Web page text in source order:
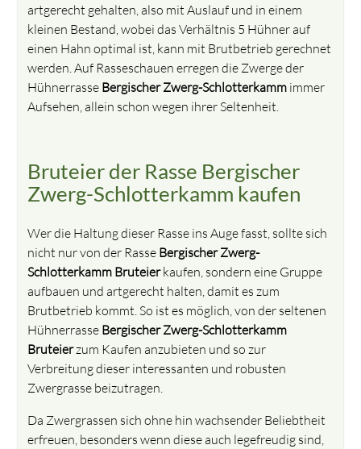
artgerecht gehalten, also mit Auslauf und in einem
kleinen Bestand, wobei das Verhältnis 5 Hühner auf
einen Hahn optimal ist, kann mit Brutbetrieb gerechnet
werden. Auf Rasseschauen erregen die Zwerge der
Hühnerrasse Bergischer Zwerg-Schlotterkamm immer
Aufsehen, allein schon wegen ihrer Seltenheit.
Bruteier der Rasse Bergischer
Zwerg-Schlotterkamm kaufen
Wer die Haltung dieser Rasse ins Auge fasst, sollte sich
nicht nur von der Rasse Bergischer Zwerg-
Schlotterkamm Bruteierkaufen, sondern eine Gruppe
aufbauen und artgerecht halten, damit es zum
Brutbetrieb kommt. So ist es möglich, von der seltenen
Hühnerrasse Bergischer Zwerg-Schlotterkamm
Bruteierzum Kaufen anzubieten und so zur
Verbreitung dieser interessanten und robusten
Zwergrasse beizutragen.
Da Zwergrassen sich ohne hin wachsender Beliebtheit
erfreuen, besonders wenn diese auch legefreudig sind,